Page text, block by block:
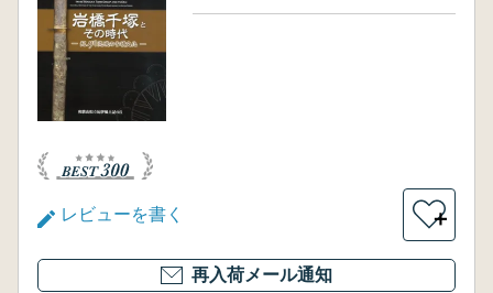
レビューを書く ＋
再入荷メール通知